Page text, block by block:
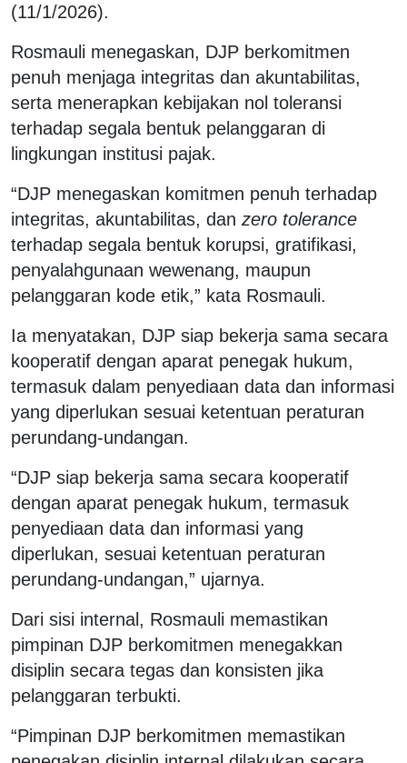
(11/1/2026).
Rosmauli menegaskan, DJP berkomitmen
penuh menjaga integritas dan akuntabilitas,
serta menerapkan kebijakan nol toleransi
terhadap segala bentuk pelanggaran di
lingkungan institusi pajak.
“DJP menegaskan komitmen penuh terhadap
integritas, akuntabilitas, dan zero tolerance
terhadap segala bentuk korupsi, gratifikasi,
penyalahgunaan wewenang, maupun
pelanggaran kode etik,” kata Rosmauli.
Ia menyatakan, DJP siap bekerja sama secara
kooperatif dengan aparat penegak hukum,
termasuk dalam penyediaan data dan informasi
yang diperlukan sesuai ketentuan peraturan
perundang-undangan.
“DJP siap bekerja sama secara kooperatif
dengan aparat penegak hukum, termasuk
penyediaan data dan informasi yang
diperlukan, sesuai ketentuan peraturan
perundang-undangan,” ujarnya.
Dari sisi internal, Rosmauli memastikan
pimpinan DJP berkomitmen menegakkan
disiplin secara tegas dan konsisten jika
pelanggaran terbukti.
“Pimpinan DJP berkomitmen memastikan